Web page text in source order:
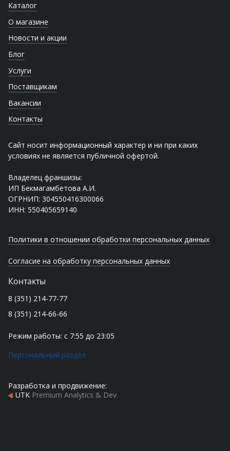
Каталог
О магазине
Новости и акции
Блог
Услуги
Поставщикам
Вакансии
Контакты
Сайт носит информационный характер и ни при каких
условиях не является публичной офертой.
Владелец франшизы:
ИП Бекмагамбетова А.И.
ОГРНИП: 304550416300066
ИНН: 550405659140
Политики в отношении обработки персональных данных
Согласие на обработку персональных данных
Контакты
8 (351) 214-77-77
8 (351) 214-66-66
Режим работы: с 7:55 до 23:05
Персональный раздел
Разработка и продвижение:
UTK Premium Analytics & Dev